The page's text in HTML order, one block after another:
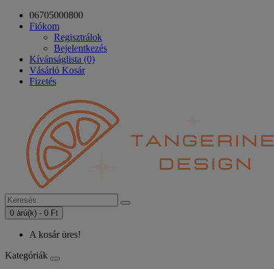
06705000800
Fiókom
Regisztrálok
Bejelentkezés
Kívánságlista (0)
Vásárló Kosár
Fizetés
0 árú(k) - 0 Ft
A kosár üres!
Kategóriák